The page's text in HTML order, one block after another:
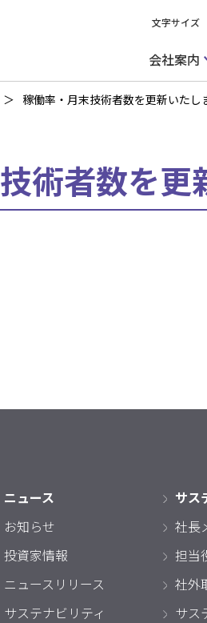
文字サイズ
会社案内
稼働率・月末技術者数を更新いたし
術者数を更
ニュース
お知らせ
投資家情報
ニュースリリース
サステナビリティ
サス
社長
担当
社外
サス